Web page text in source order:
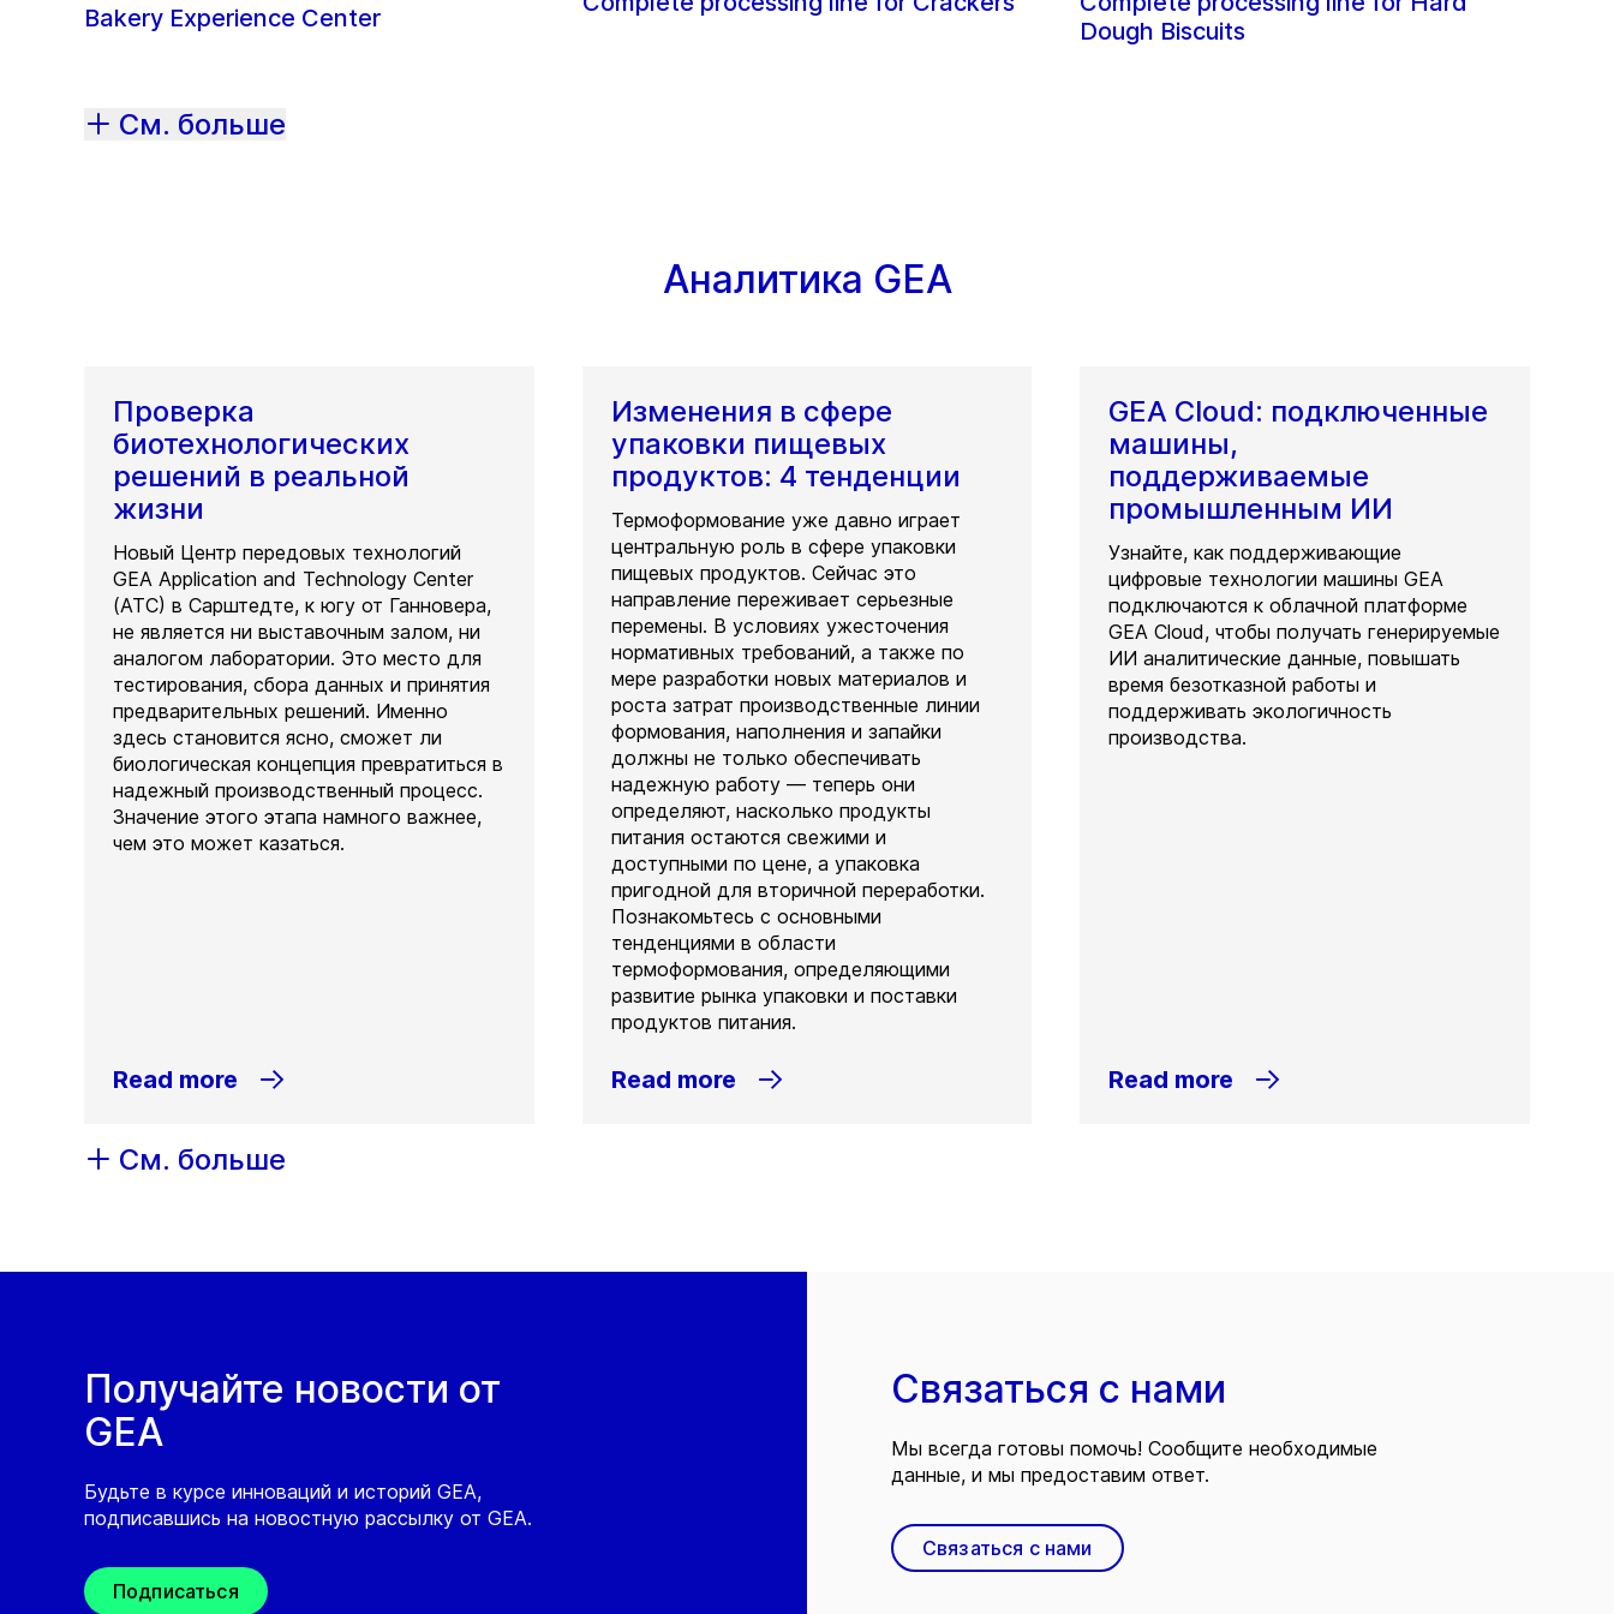
Bakery Experience Center
Dough Biscuits
См. больше
Аналитика GEA
Проверка
биотехнологических
решений в реальной
жизни
Новый Центр передовых технологий
GEA Application and Technology Center
(ATC) в Сарштедте, к югу от Ганновера,
не является ни выставочным залом, ни
аналогом лаборатории. Это место для
тестирования, сбора данных и принятия
предварительных решений. Именно
здесь становится ясно, сможет ли
биологическая концепция превратиться в
надежный производственный процесс.
Значение этого этапа намного важнее,
чем это может казаться.
Read more
Изменения в сфере
упаковки пищевых
продуктов: 4 тенденции
Термоформование уже давно играет
центральную роль в сфере упаковки
пищевых продуктов. Сейчас это
направление переживает серьезные
перемены. В условиях ужесточения
нормативных требований, а также по
мере разработки новых материалов и
роста затрат производственные линии
формования, наполнения и запайки
должны не только обеспечивать
надежную работу — теперь они
определяют, насколько продукты
питания остаются свежими и
доступными по цене, а упаковка
пригодной для вторичной переработки.
Познакомьтесь с основными
тенденциями в области
термоформования, определяющими
развитие рынка упаковки и поставки
продуктов питания.
Read more
GEA Cloud: подключенные
машины,
поддерживаемые
промышленным ИИ
Узнайте, как поддерживающие
цифровые технологии машины GEA
подключаются к облачной платформе
GEA Cloud, чтобы получать генерируемые
ИИ аналитические данные, повышать
время безотказной работы и
поддерживать экологичность
производства.
Read more
См. больше
Получайте новости от
GEA
Будьте в курсе инноваций и историй GEA,
подписавшись на новостную рассылку от GEA.
Подписаться
Связаться с нами
Мы всегда готовы помочь! Сообщите необходимые
данные, и мы предоставим ответ.
Связаться с нами